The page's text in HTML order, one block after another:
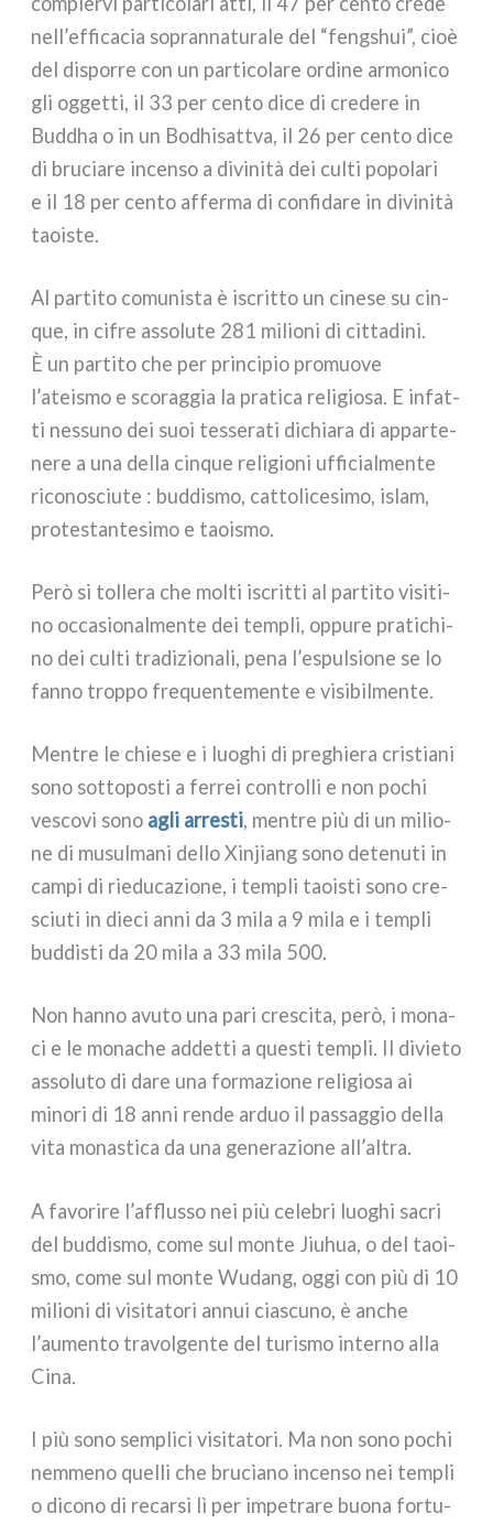
nell’efficacia sopran­na­tu­ra­le del “feng­shui”, cioè
del dispor­re con un par­ti­co­la­re ordi­ne armo­ni­co
gli ogget­ti, il 33 per cen­to dice di cre­de­re in
Buddha o in un Bodhisattva, il 26 per cen­to dice
di bru­cia­re incen­so a divi­ni­tà dei cul­ti popo­la­ri
e il 18 per cen­to affer­ma di con­fi­da­re in divi­ni­tà
taoi­ste.
Al par­ti­to comu­ni­sta è iscrit­to un cine­se su cin­
que, in cifre asso­lu­te 281 milio­ni di cit­ta­di­ni.
È un par­ti­to che per prin­ci­pio pro­muo­ve
l’ateismo e sco­rag­gia la pra­ti­ca reli­gio­sa. E infat­
ti nes­su­no dei suoi tes­se­ra­ti dichia­ra di appar­te­
ne­re a una del­la cin­que reli­gio­ni uffi­cial­men­te
rico­no­sciu­te : bud­di­smo, cat­to­li­ce­si­mo, islam,
pro­te­stan­te­si­mo e taoi­smo.
Però si tol­le­ra che mol­ti iscrit­ti al par­ti­to visi­ti­
no occa­sio­nal­men­te dei tem­pli, oppu­re pra­ti­chi­
no dei cul­ti tra­di­zio­na­li, pena l’espulsione se lo
fan­no trop­po fre­quen­te­men­te e visi­bil­men­te.
Mentre le chie­se e i luo­ghi di pre­ghie­ra cri­stia­ni
sono sot­to­po­sti a fer­rei con­trol­li e non pochi
vesco­vi sono agli arre­sti, men­tre più di un milio­
ne di musul­ma­ni del­lo Xinjiang sono dete­nu­ti in
cam­pi di rie­du­ca­zio­ne, i tem­pli taoi­sti sono cre­
sciu­ti in die­ci anni da 3 mila a 9 mila e i tem­pli
bud­di­sti da 20 mila a 33 mila 500.
Non han­no avu­to una pari cre­sci­ta, però, i mona­
ci e le mona­che addet­ti a que­sti tem­pli. Il divie­to
asso­lu­to di dare una for­ma­zio­ne reli­gio­sa ai
mino­ri di 18 anni ren­de arduo il pas­sag­gio del­la
vita mona­sti­ca da una gene­ra­zio­ne all’altra.
A favo­ri­re l’afflusso nei più cele­bri luo­ghi sacri
del bud­di­smo, come sul mon­te Jiuhua, o del taoi­
smo, come sul mon­te Wudang, oggi con più di 10
milio­ni di visi­ta­to­ri annui cia­scu­no, è anche
l’aumento tra­vol­gen­te del turi­smo inter­no alla
Cina.
I più sono sem­pli­ci visi­ta­to­ri. Ma non sono pochi
nem­me­no quel­li che bru­cia­no incen­so nei tem­pli
o dico­no di recar­si lì per impe­tra­re buo­na for­tu­